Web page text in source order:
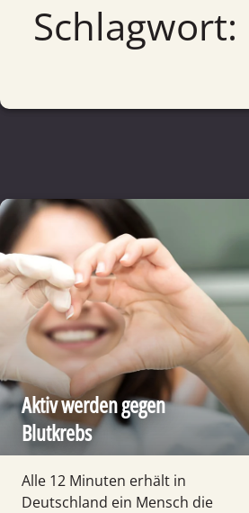
Aktiv werden gegen
Blutkrebs
Alle 12 Minuten erhält in
Deutsch­land ein Mensch die